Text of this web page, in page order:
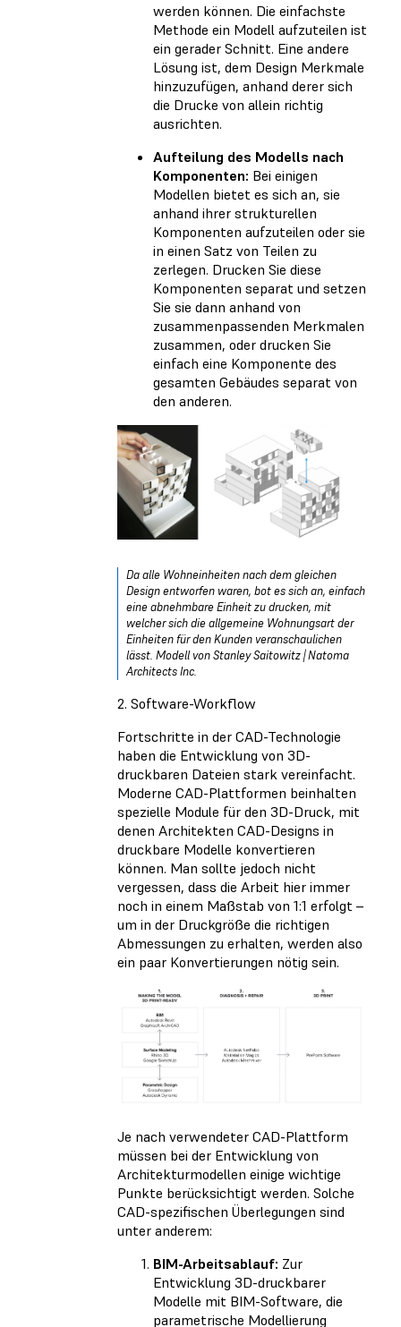
werden können. Die einfachste
Methode ein Modell aufzuteilen ist
ein gerader Schnitt. Eine andere
Lösung ist, dem Design Merkmale
hinzuzufügen, anhand derer sich
die Drucke von allein richtig
ausrichten.
Aufteilung des Modells nach
Komponenten: Bei einigen
Modellen bietet es sich an, sie
anhand ihrer strukturellen
Komponenten aufzuteilen oder sie
in einen Satz von Teilen zu
zerlegen. Drucken Sie diese
Komponenten separat und setzen
Sie sie dann anhand von
zusammenpassenden Merkmalen
zusammen, oder drucken Sie
einfach eine Komponente des
gesamten Gebäudes separat von
den anderen.
Da alle Wohneinheiten nach dem gleichen
Design entworfen waren, bot es sich an, einfach
eine abnehmbare Einheit zu drucken, mit
welcher sich die allgemeine Wohnungsart der
Einheiten für den Kunden veranschaulichen
lässt. Modell von Stanley Saitowitz | Natoma
Architects Inc.
2. Software-Workflow
Fortschritte in der CAD-Technologie
haben die Entwicklung von 3D-
druckbaren Dateien stark vereinfacht.
Moderne CAD-Plattformen beinhalten
spezielle Module für den 3D-Druck, mit
denen Architekten CAD-Designs in
druckbare Modelle konvertieren
können. Man sollte jedoch nicht
vergessen, dass die Arbeit hier immer
noch in einem Maßstab von 1:1 erfolgt –
um in der Druckgröße die richtigen
Abmessungen zu erhalten, werden also
ein paar Konvertierungen nötig sein.
Je nach verwendeter CAD-Plattform
müssen bei der Entwicklung von
Architekturmodellen einige wichtige
Punkte berücksichtigt werden. Solche
CAD-spezifischen Überlegungen sind
unter anderem:
BIM-Arbeitsablauf: Zur
Entwicklung 3D-druckbarer
Modelle mit BIM-Software, die
parametrische Modellierung